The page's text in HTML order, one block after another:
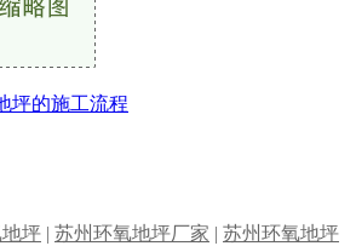
坪的施工流程
坪 | 苏州环氧地坪厂家 | 苏州环氧地坪